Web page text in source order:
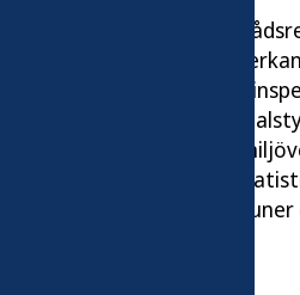
utifrån EU:s
har tagits fram i
och Boverket,
skolmyndigheten,
Naturvårdsverket,
och Sveriges kommuner